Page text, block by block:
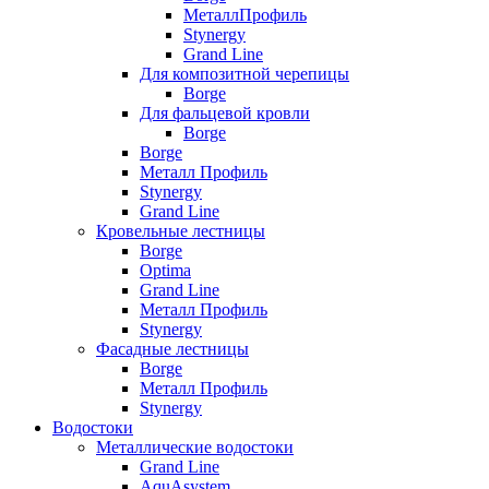
МеталлПрофиль
Stynergy
Grand Line
Для композитной черепицы
Borge
Для фальцевой кровли
Borge
Borge
Металл Профиль
Stynergy
Grand Line
Кровельные лестницы
Borge
Optima
Grand Line
Металл Профиль
Stynergy
Фасадные лестницы
Borge
Металл Профиль
Stynergy
Водостоки
Металлические водостоки
Grand Line